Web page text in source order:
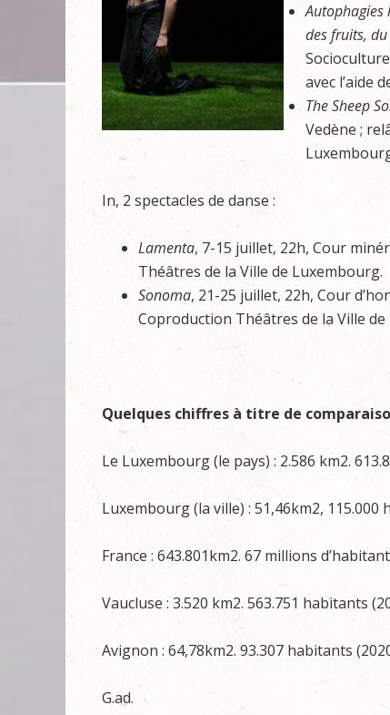
Autophagies
des fruits,
avec l’aide
The Sheep
Vedène ;
In, 2 spectacles de danse :
Lamenta, 7-15 juillet, 22h, Cour
Théâtres de la Ville de Luxembourg.
Sonoma, 21-25 juillet, 22h, Cour
Coproduction Théâtres de la Ville
Quelques chiffres à titre de
Le Luxembourg (le pays) : 2.586 km2.
Luxembourg (la ville) : 51,46km2, 115.000
France : 643.801km2. 67 millions
Vaucluse : 3.520 km2. 563.751 habitants
Avignon : 64,78km2. 93.307 habitants
G.ad.